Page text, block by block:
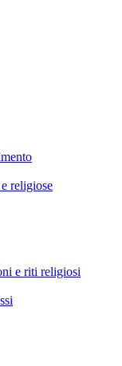
religiose
e riti religiosi